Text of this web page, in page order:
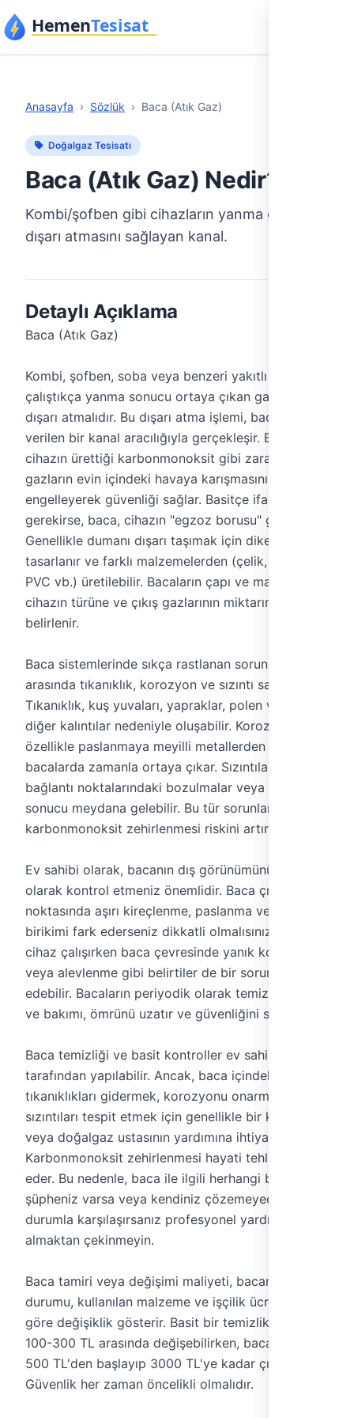
İçeriğe geç
Anasayfa › Sözlük › Baca (Atık Gaz)
Doğalgaz Tesisatı
Baca (Atık Gaz) Nedir?
Kombi/şofben gibi cihazların yanma gazlarını
dışarı atmasını sağlayan kanal.
Detaylı Açıklama
Baca (Atık Gaz)
Kombi, şofben, soba veya benzeri yakıtlı cihazlar,
çalıştıkça yanma sonucu ortaya çıkan gazları
dışarı atmalıdır. Bu dışarı atma işlemi, baca adı
verilen bir kanal aracılığıyla gerçekleşir. Bacalar,
cihazın ürettiği karbonmonoksit gibi zararlı
gazların evin içindeki havaya karışmasını
engelleyerek güvenliği sağlar. Basitçe ifade etmek
gerekirse, baca, cihazın "egzoz borusu" gibidir.
Genellikle dumanı dışarı taşımak için dikey olarak
tasarlanır ve farklı malzemelerden (çelik, bakır,
PVC vb.) üretilebilir. Bacaların çapı ve malzemesi,
cihazın türüne ve çıkış gazlarının miktarına göre
belirlenir.
Baca sistemlerinde sıkça rastlanan sorunlar
arasında tıkanıklık, korozyon ve sızıntı sayılabilir.
Tıkanıklık, kuş yuvaları, yapraklar, polen veya
diğer kalıntılar nedeniyle oluşabilir. Korozyon,
özellikle paslanmaya meyilli metallerden yapılmış
bacalarda zamanla ortaya çıkar. Sızıntılar ise
bağlantı noktalarındaki bozulmalar veya çatlaklar
sonucu meydana gelebilir. Bu tür sorunlar,
karbonmonoksit zehirlenmesi riskini artırabilir.
Ev sahibi olarak, bacanın dış görünümünü düzenli
olarak kontrol etmeniz önemlidir. Baca çıkış
noktasında aşırı kireçlenme, paslanma veya duman
birikimi fark ederseniz dikkatli olmalısınız. Ayrıca,
cihaz çalışırken baca çevresinde yanık kokusu
veya alevlenme gibi belirtiler de bir soruna işaret
edebilir. Bacaların periyodik olarak temizlenmesi
ve bakımı, ömrünü uzatır ve güvenliğini sağlar.
Baca temizliği ve basit kontroller ev sahibi
tarafından yapılabilir. Ancak, baca içindeki
tıkanıklıkları gidermek, korozyonu onarmak veya
sızıntıları tespit etmek için genellikle bir kombi
veya doğalgaz ustasının yardımına ihtiyaç duyulur.
Karbonmonoksit zehirlenmesi hayati tehlike arz
eder. Bu nedenle, baca ile ilgili herhangi bir
şüpheniz varsa veya kendiniz çözemeyeceğiniz bir
durumla karşılaşırsanız profesyonel yardım
almaktan çekinmeyin.
Baca tamiri veya değişimi maliyeti, bacanın
durumu, kullanılan malzeme ve işçilik ücretine
göre değişiklik gösterir. Basit bir temizlik işlemi
100-300 TL arasında değişebilirken, baca değişimi
500 TL'den başlayıp 3000 TL'ye kadar çıkabilir.
Güvenlik her zaman öncelikli olmalıdır.